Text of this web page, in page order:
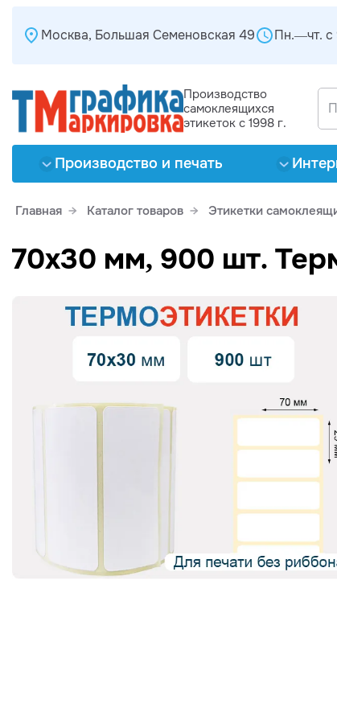
Москва, Большая Семеновская 49 Пн.—чт. с
Производство
самоклеящихся
этикеток с 1998 г.
Производство и печать
Главная Каталог товаров Этикетки
70х30 мм, 900 шт.